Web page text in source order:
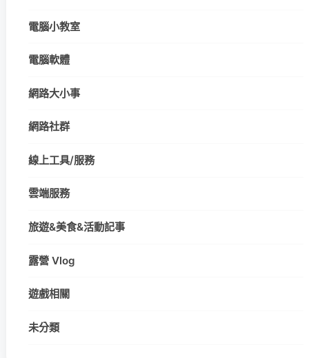
電腦小教室
電腦軟體
網路大小事
網路社群
線上工具/服務
雲端服務
旅遊&美食&活動記事
露營 Vlog
遊戲相關
未分類